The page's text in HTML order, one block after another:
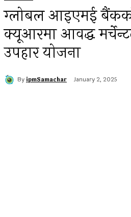
ग्लोबल आइएमई
क्यूआरमा आवद्ध
उपहार योजना
By ipmSamachar January 2, 2025